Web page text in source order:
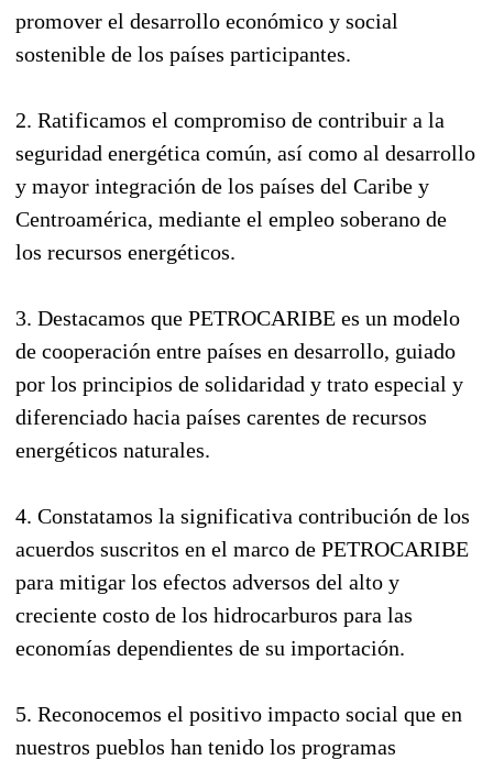
promover el desarrollo económico y social
sostenible de los países participantes.
2. Ratificamos el compromiso de contribuir a la
seguridad energética común, así como al desarrollo
y mayor integración de los países del Caribe y
Centroamérica, mediante el empleo soberano de
los recursos energéticos.
3. Destacamos que PETROCARIBE es un modelo
de cooperación entre países en desarrollo, guiado
por los principios de solidaridad y trato especial y
diferenciado hacia países carentes de recursos
energéticos naturales.
4. Constatamos la significativa contribución de los
acuerdos suscritos en el marco de PETROCARIBE
para mitigar los efectos adversos del alto y
creciente costo de los hidrocarburos para las
economías dependientes de su importación.
5. Reconocemos el positivo impacto social que en
nuestros pueblos han tenido los programas